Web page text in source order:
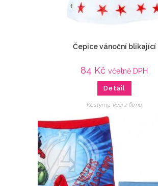
Čepice vánoční blikající
84 Kč včetně DPH
Detail
Kostýmy, Veci z filmu